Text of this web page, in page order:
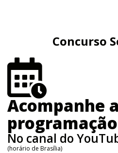
Concurso
Acompanhe a
programação
No canal do
(horário de Brasília)